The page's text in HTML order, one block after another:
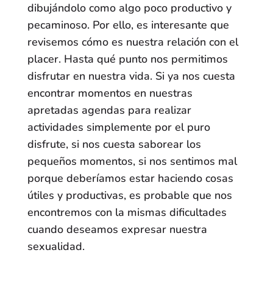
dibujándolo como algo poco productivo y
pecaminoso. Por ello, es interesante que
revisemos cómo es nuestra relación con el
placer. Hasta qué punto nos permitimos
disfrutar en nuestra vida. Si ya nos cuesta
encontrar momentos en nuestras
apretadas agendas para realizar
actividades simplemente por el puro
disfrute, si nos cuesta saborear los
pequeños momentos, si nos sentimos mal
porque deberíamos estar haciendo cosas
útiles y productivas, es probable que nos
encontremos con la mismas dificultades
cuando deseamos expresar nuestra
sexualidad.